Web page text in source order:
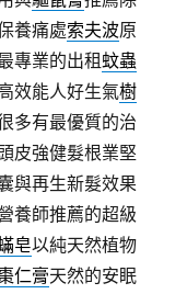
養痛處索夫波原
專業的出租蚊蟲
效能人好生氣樹
多有最優質的治
皮強健髮根業堅
與再生新髮效果
養師推薦的超級
皂以純天然植物
仁膏天然的安眠